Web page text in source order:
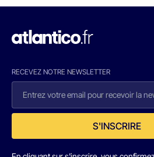
RECEVEZ NOTRE NEWSLETTER
S'INSCRIRE